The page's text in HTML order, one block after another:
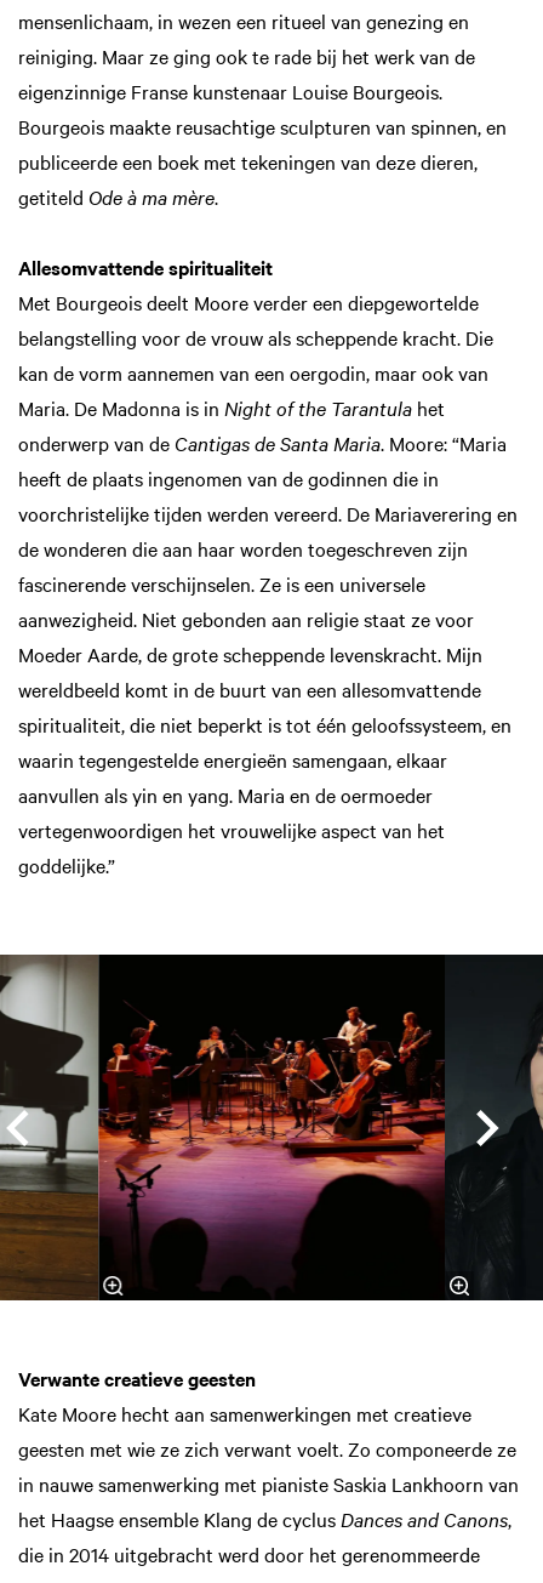
mensenlichaam, in wezen een ritueel van genezing en
reiniging. Maar ze ging ook te rade bij het werk van de
eigenzinnige Franse kunstenaar Louise Bourgeois.
Bourgeois maakte reusachtige sculpturen van spinnen, en
publiceerde een boek met tekeningen van deze dieren,
getiteld Ode à ma mère.
Allesomvattende spiritualiteit
Met Bourgeois deelt Moore verder een diepgewortelde
belangstelling voor de vrouw als scheppende kracht. Die
kan de vorm aannemen van een oergodin, maar ook van
Maria. De Madonna is in Night of the Tarantula het
onderwerp van de Cantigas de Santa Maria. Moore: “Maria
heeft de plaats ingenomen van de godinnen die in
voorchristelijke tijden werden vereerd. De Mariaverering en
de wonderen die aan haar worden toegeschreven zijn
fascinerende verschijnselen. Ze is een universele
aanwezigheid. Niet gebonden aan religie staat ze voor
Moeder Aarde, de grote scheppende levenskracht. Mijn
wereldbeeld komt in de buurt van een allesomvattende
spiritualiteit, die niet beperkt is tot één geloofssysteem, en
waarin tegengestelde energieën samengaan, elkaar
aanvullen als yin en yang. Maria en de oermoeder
vertegenwoordigen het vrouwelijke aspect van het
goddelijke.”
Skip
Verwante creatieve geesten
Kate Moore hecht aan samenwerkingen met creatieve
geesten met wie ze zich verwant voelt. Zo componeerde ze
in nauwe samenwerking met pianiste Saskia Lankhoorn van
het Haagse ensemble Klang de cyclusDances and Canons,
die in 2014 uitgebracht werd door het gerenommeerde